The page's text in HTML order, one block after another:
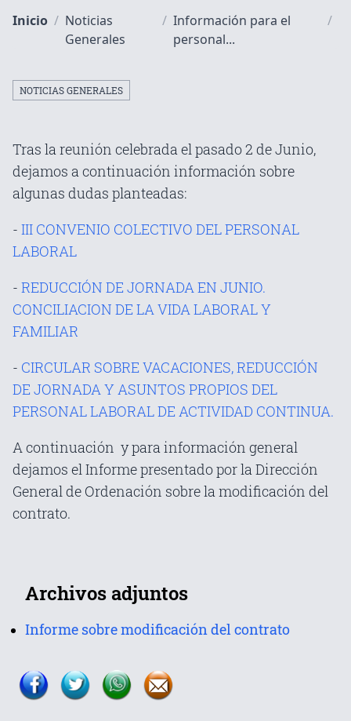
Inicio / Noticias
Generales
/ Información para el
personal...
/
NOTICIAS GENERALES
Tras la reunión celebrada el pasado 2 de Junio,
dejamos a continuación información sobre
algunas dudas planteadas:
- III CONVENIO COLECTIVO DEL PERSONAL
LABORAL
- REDUCCIÓN DE JORNADA EN JUNIO.
CONCILIACION DE LA VIDA LABORAL Y
FAMILIAR
- CIRCULAR SOBRE VACACIONES, REDUCCIÓN
DE JORNADA Y ASUNTOS PROPIOS DEL
PERSONAL LABORAL DE ACTIVIDAD CONTINUA.
A continuación y para información general
dejamos el Informe presentado por la Dirección
General de Ordenación sobre la modificación del
contrato.
Archivos adjuntos
Informe sobre modificación del contrato